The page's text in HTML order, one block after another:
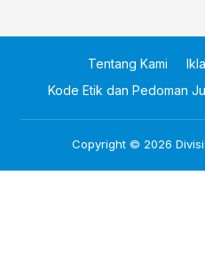
Tentang Kami
Kode Etik dan Pedoman
Copyright © 2026